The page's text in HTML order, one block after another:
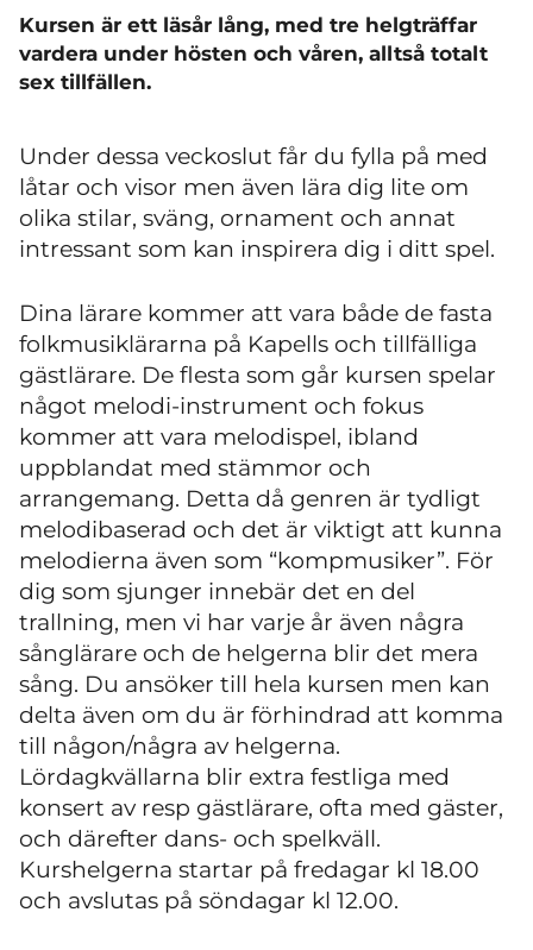
Kursen är ett läsår lång, med tre helgträffar
vardera under hösten och våren, alltså totalt
sex tillfällen.
Under dessa veckoslut får du fylla på med
låtar och visor men även lära dig lite om
olika stilar, sväng, ornament och annat
intressant som kan inspirera dig i ditt spel.
Dina lärare kommer att vara både de fasta
folkmusiklärarna på Kapells och tillfälliga
gästlärare. De flesta som går kursen spelar
något melodi-instrument och fokus
kommer att vara melodispel, ibland
uppblandat med stämmor och
arrangemang. Detta då genren är tydligt
melodibaserad och det är viktigt att kunna
melodierna även som “kompmusiker”. För
dig som sjunger innebär det en del
trallning, men vi har varje år även några
sånglärare och de helgerna blir det mera
sång. Du ansöker till hela kursen men kan
delta även om du är förhindrad att komma
till någon/några av helgerna.
Lördagkvällarna blir extra festliga med
konsert av resp gästlärare, ofta med gäster,
och därefter dans- och spelkväll.
Kurshelgerna startar på fredagar kl 18.00
och avslutas på söndagar kl 12.00.